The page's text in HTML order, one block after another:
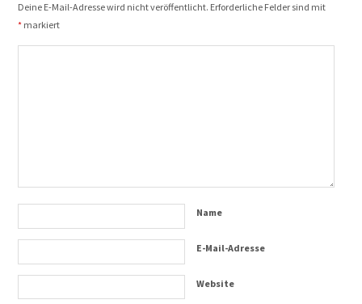
Deine E-Mail-Adresse wird nicht veröffentlicht. Erforderliche Felder sind mit
*markiert
Name
E-Mail-Adresse
Website